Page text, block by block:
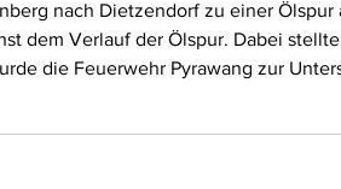
nach Dietzendorf zu einer Ölspur
Verlauf der Ölspur. Dabei stellte
die Feuerwehr Pyrawang zur